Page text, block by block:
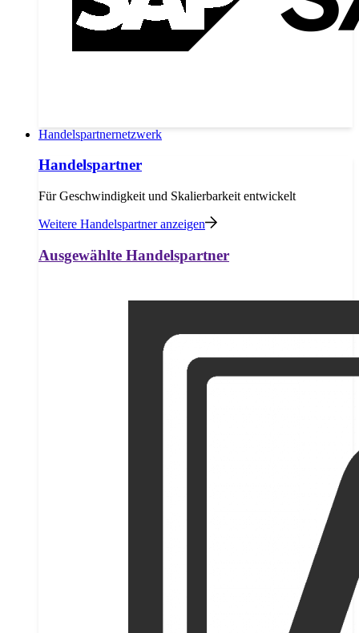
Handelspartnernetzwerk
Handelspartner
Für Geschwindigkeit und Skalierbarkeit entwickelt
Weitere Handelspartner anzeigen
Ausgewählte Handelspartner